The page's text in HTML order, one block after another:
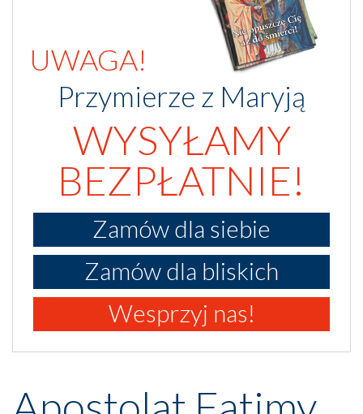
UWAGA!
Przymierze z Maryją
WYSYŁAMY
BEZPŁATNIE!
Zamów dla siebie
Zamów dla bliskich
Wesprzyj nas!